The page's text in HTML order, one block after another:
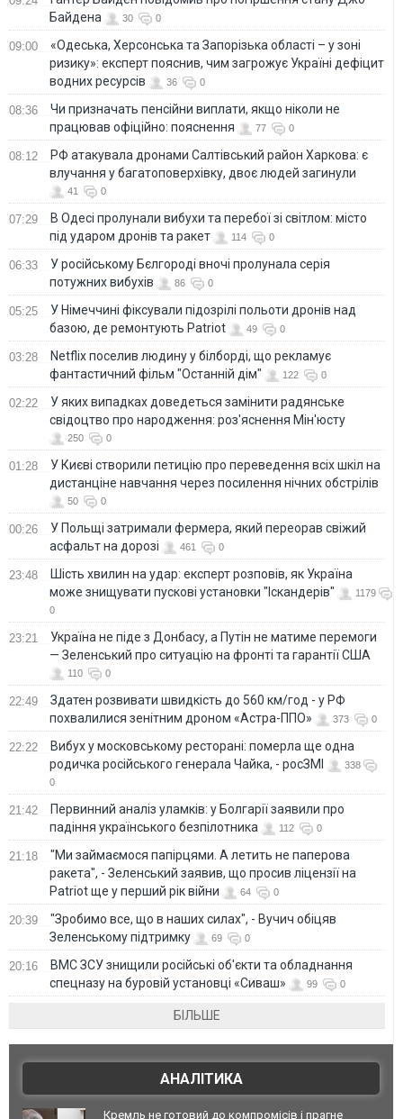
Байдена
30 0
09:00
«Одеська, Херсонська та Запорізька області – у зоні
ризику»: експерт пояснив, чим загрожує Україні дефіцит
водних ресурсів
36 0
08:36
Чи призначать пенсійни виплати, якщо ніколи не
працював офіційно: пояснення
77 0
08:12
РФ атакувала дронами Салтівський район Харкова: є
влучання у багатоповерхівку, двоє людей загинули
41 0
07:29
В Одесі пролунали вибухи та перебої зі світлом: місто
під ударом дронів та ракет
114 0
06:33
У російському Бєлгороді вночі пролунала серія
потужних вибухів
86 0
05:25
У Німеччині фіксували підозрілі польоти дронів над
базою, де ремонтують Patriot
49 0
03:28
Netflix поселив людину у білборді, що рекламує
фантастичний фільм "Останній дім"
122 0
02:22
У яких випадках доведеться замінити радянське
свідоцтво про народження: роз'яснення Мін'юсту
250 0
01:28
У Києві створили петицію про переведення всіх шкіл на
дистанціне навчання через посилення нічних обстрілів
50 0
00:26
У Польщі затримали фермера, який переорав свіжий
асфальт на дорозі
461 0
23:48
Шість хвилин на удар: експерт розповів, як Україна
може знищувати пускові установки "Іскандерів"
1179
0
23:21
Україна не піде з Донбасу, а Путін не матиме перемоги
— Зеленський про ситуацію на фронті та гарантії США
110 0
22:49
Здатен розвивати швидкість до 560 км/год - у РФ
похвалилися зенітним дроном «Астра-ППО»
373 0
22:22
Вибух у московському ресторані: померла ще одна
родичка російського генерала Чайка, - росЗМІ
338
0
21:42
Первинний аналіз уламків: у Болгарії заявили про
падіння українського безпілотника
112 0
21:18
"Ми займаємося папірцями. А летить не паперова
ракета", - Зеленський заявив, що просив ліцензії на
Patriot ще у перший рік війни
64 0
20:39
"Зробимо все, що в наших силах", - Вучич обіцяв
Зеленському підтримку
69 0
20:16
ВМС ЗСУ знищили російські об'єкти та обладнання
спецназу на буровій установці «Сиваш»
99 0
БІЛЬШЕ
АНАЛІТИКА
Кремль не готовий до компромісів і прагне